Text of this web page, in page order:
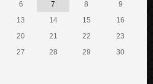
6 7 8
9
13 14 15
16
20 21 22
23
27 28 29
30